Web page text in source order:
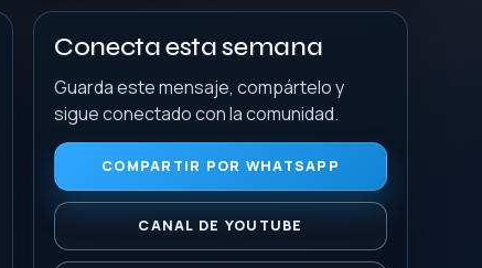
Conecta esta semana
Guarda este mensaje, compártelo y
sigue conectado con la comunidad.
COMPARTIR POR WHATSAPP
CANAL DE YOUTUBE